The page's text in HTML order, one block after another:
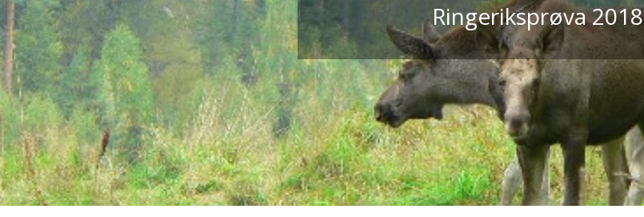
Ringeriksprøva 2018